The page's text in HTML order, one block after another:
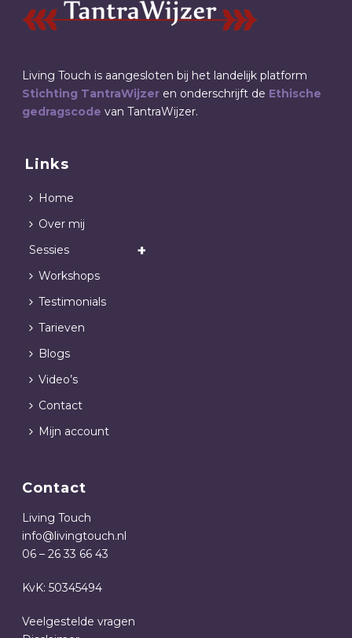
Living Touch is aangesloten bij het landelijk platform
Stichting TantraWijzer en onderschrijft de Ethische
gedragscode van TantraWijzer.
Links
Home
Over mij
Sessies
Workshops
Testimonials
Tarieven
Blogs
Video’s
Contact
Mijn account
Contact
Living Touch
info@livingtouch.nl
06 – 26 33 66 43
KvK: 50345494
Veelgestelde vragen